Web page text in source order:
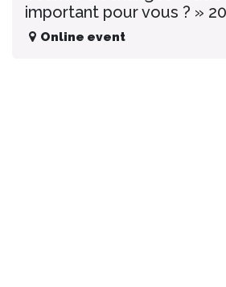
important pour vous ? »
Online event